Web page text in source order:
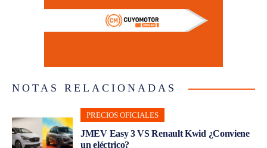
NOTAS RELACIONADAS
PRECIOS OFICIALES
JMEV Easy 3 VS Renault Kwid ¿Conviene
un eléctrico?